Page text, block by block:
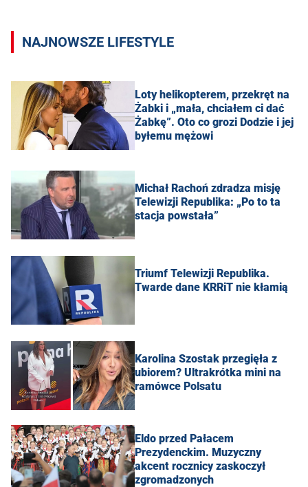
NAJNOWSZE LIFESTYLE
Loty helikopterem, przekręt na
Żabki i „mała, chciałem ci dać
Żabkę”. Oto co grozi Dodzie i jej
byłemu mężowi
Michał Rachoń zdradza misję
Telewizji Republika: „Po to ta
stacja powstała”
Triumf Telewizji Republika.
Twarde dane KRRiT nie kłamią
Karolina Szostak przegięła z
ubiorem? Ultrakrótka mini na
ramówce Polsatu
Eldo przed Pałacem
Prezydenckim. Muzyczny
akcent rocznicy zaskoczył
zgromadzonych